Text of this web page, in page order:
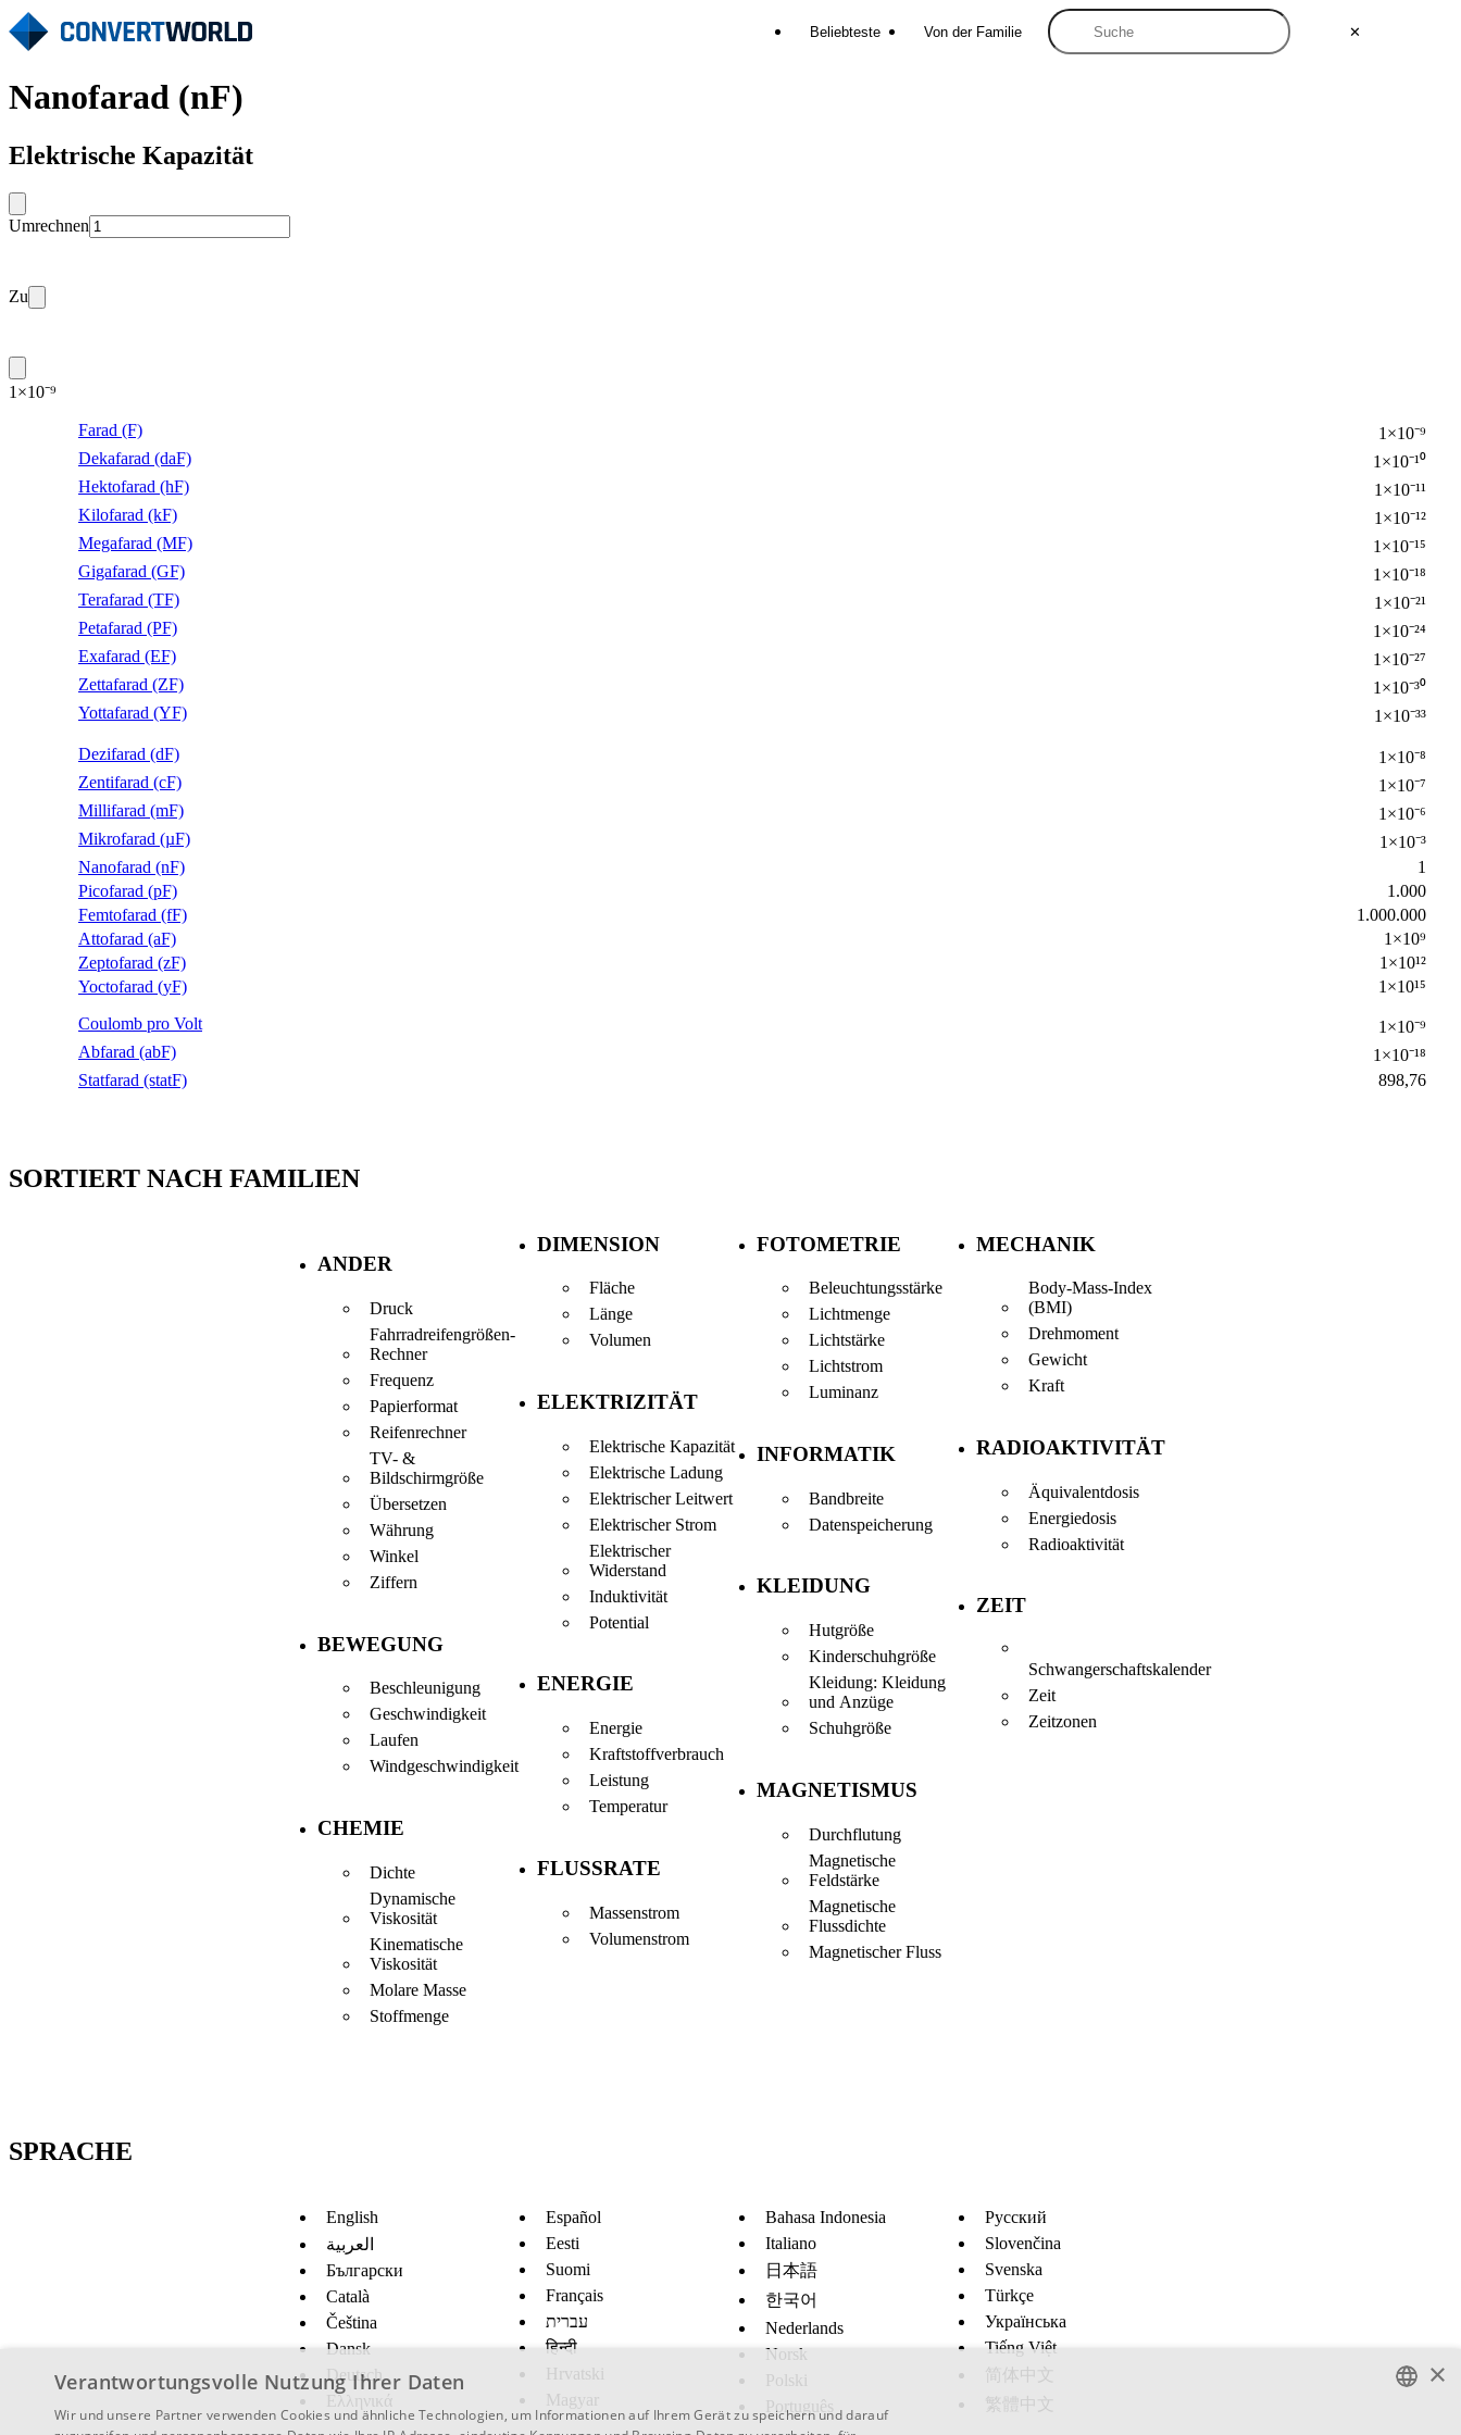
✕
Beliebteste Von der Familie
Nanofarad (nF)
Elektrische Kapazität
Umrechnen
Zu
1×10⁻⁹
Farad (F)
1×10⁻⁹
Dekafarad (daF)
1×10⁻¹⁰
Hektofarad (hF)
1×10⁻¹¹
Kilofarad (kF)
1×10⁻¹²
Megafarad (MF)
1×10⁻¹⁵
Gigafarad (GF)
1×10⁻¹⁸
Terafarad (TF)
1×10⁻²¹
Petafarad (PF)
1×10⁻²⁴
Exafarad (EF)
1×10⁻²⁷
Zettafarad (ZF)
1×10⁻³⁰
Yottafarad (YF)
1×10⁻³³
Dezifarad (dF)
1×10⁻⁸
Zentifarad (cF)
1×10⁻⁷
Millifarad (mF)
1×10⁻⁶
Mikrofarad (µF)
1×10⁻³
Nanofarad (nF)
1
Picofarad (pF)
1.000
Femtofarad (fF)
1.000.000
Attofarad (aF)
1×10⁹
Zeptofarad (zF)
1×10¹²
Yoctofarad (yF)
1×10¹⁵
Coulomb pro Volt
1×10⁻⁹
Abfarad (abF)
1×10⁻¹⁸
Statfarad (statF)
898,76
SORTIERT NACH FAMILIEN
ANDER
Druck
Fahrradreifengrößen-
Rechner
Frequenz
Papierformat
Reifenrechner
TV- &
Bildschirmgröße
Übersetzen
Währung
Winkel
Ziffern
BEWEGUNG
Beschleunigung
Geschwindigkeit
Laufen
Windgeschwindigkeit
CHEMIE
Dichte
Dynamische
Viskosität
Kinematische
Viskosität
Molare Masse
Stoffmenge
DIMENSION
Fläche
Länge
Volumen
ELEKTRIZITÄT
Elektrische Kapazität
Elektrische Ladung
Elektrischer Leitwert
Elektrischer Strom
Elektrischer
Widerstand
Induktivität
Potential
ENERGIE
Energie
Kraftstoffverbrauch
Leistung
Temperatur
FLUSSRATE
Massenstrom
Volumenstrom
FOTOMETRIE
Beleuchtungsstärke
Lichtmenge
Lichtstärke
Lichtstrom
Luminanz
INFORMATIK
Bandbreite
Datenspeicherung
KLEIDUNG
Hutgröße
Kinderschuhgröße
Kleidung: Kleidung
und Anzüge
Schuhgröße
MAGNETISMUS
Durchflutung
Magnetische
Feldstärke
Magnetische
Flussdichte
Magnetischer Fluss
MECHANIK
Body-Mass-Index
(BMI)
Drehmoment
Gewicht
Kraft
RADIOAKTIVITÄT
Äquivalentdosis
Energiedosis
Radioaktivität
ZEIT
Schwangerschaftskalender
Zeit
Zeitzonen
SPRACHE
English
العربية
Български
Català
Čeština
Dansk
Deutsch
Ελληνικά
Español
Eesti
Suomi
Français
עברית
हिन्दी
Hrvatski
Magyar
Bahasa Indonesia
Italiano
日本語
한국어
Nederlands
Norsk
Polski
Português
Русский
Slovenčina
Svenska
Türkçe
Украïнська
Tiếng Việt
简体中文
繁體中文
×
Verantwortungsvolle Nutzung Ihrer Daten
Wir und unsere Partner verwenden Cookies und ähnliche Technologien, um Informationen auf Ihrem Gerät zu speichern und darauf